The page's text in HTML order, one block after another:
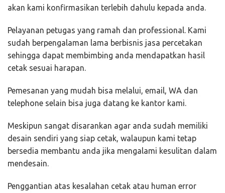
akan kami konfirmasikan terlebih dahulu kepada anda.
Pelayanan petugas yang ramah dan professional. Kami
sudah berpengalaman lama berbisnis jasa percetakan
sehingga dapat membimbing anda mendapatkan hasil
cetak sesuai harapan.
Pemesanan yang mudah bisa melalui, email, WA dan
telephone selain bisa juga datang ke kantor kami.
Meskipun sangat disarankan agar anda sudah memiliki
desain sendiri yang siap cetak, walaupun kami tetap
bersedia membantu anda jika mengalami kesulitan dalam
mendesain.
Penggantian atas kesalahan cetak atau human error